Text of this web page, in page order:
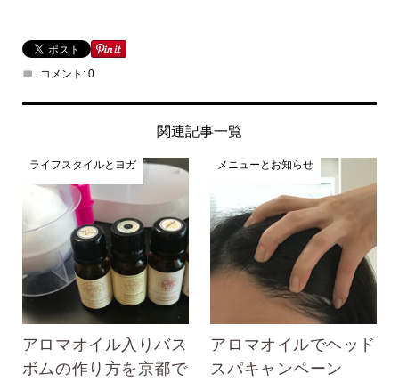
コメント: 0
関連記事一覧
ライフスタイルとヨガ
アロマオイル入りバス
ボムの作り方を京都で
メニューとお知らせ
アロマオイルでヘッド
スパキャンペーン